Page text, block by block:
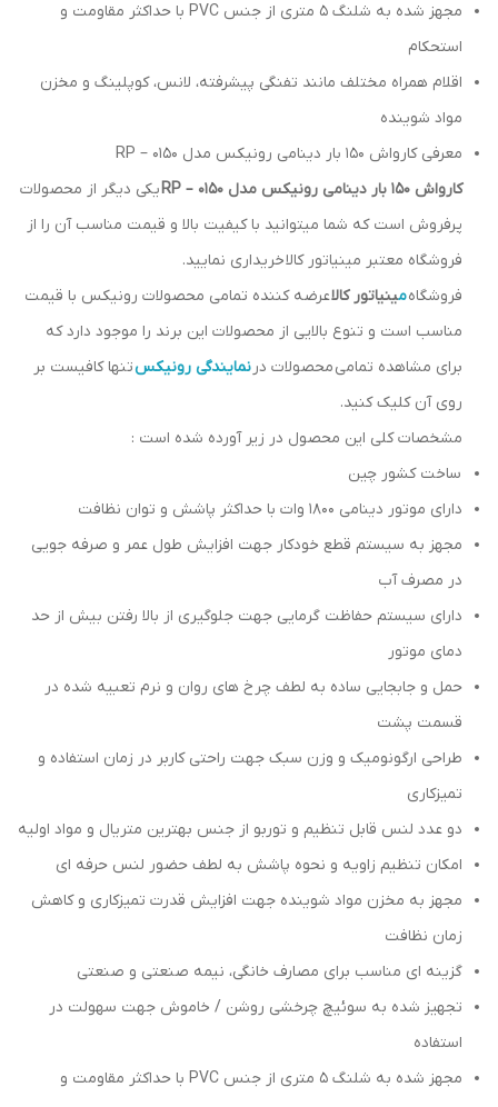
مجهز شده به شلنگ 5 متری از جنس PVC با حداکثر مقاومت و
استحکام
اقلام همراه مختلف مانند تفنگی پیشرفته، لانس، کوپلینگ و مخزن
مواد شوینده
معرفی کارواش 150 بار دینامی رونیکس مدل RP – 0150
کارواش 150 بار دینامی رونیکس مدل RP – 0150
یکی دیگر از محصولات
پرفروش است که شما میتوانید با کیفیت بالا و قیمت مناسب آن را از
فروشگاه معتبر مینیاتور کالا خریداری نمایید.
فروشگاهمینیاتور کالاعرضه کننده تمامی محصولات رونیکس با قیمت
مناسب است و تنوع بالایی از محصولات این برند را موجود دارد که
برای مشاهده تمامی محصولات درنمایندگی رونیکستنها کافیست بر
روی آن کلیک کنید.
مشخصات کلی این محصول در زیر آورده شده است :
ساخت کشور چین
دارای موتور دینامی 1800 وات با حداکثر پاشش و توان نظافت
مجهز به سیستم قطع خودکار جهت افزایش طول عمر و صرفه جویی
در مصرف آب
دارای سیستم حفاظت گرمایی جهت جلوگیری از بالا رفتن بیش از حد
دمای موتور
حمل و جابجایی ساده به لطف چرخ های روان و نرم تعبیه شده در
قسمت پشت
طراحی ارگونومیک و وزن سبک جهت راحتی کاربر در زمان استفاده و
تمیزکاری
دو عدد لنس قابل تنظیم و توربو از جنس بهترین متریال و مواد اولیه
امکان تنظیم زاویه و نحوه پاشش به لطف حضور لنس حرفه ای
مجهز به مخزن مواد شوینده جهت افزایش قدرت تمیزکاری و کاهش
زمان نظافت
گزینه ای مناسب برای مصارف خانگی، نیمه صنعتی و صنعتی
تجهیز شده به سوئیچ چرخشی روشن / خاموش جهت سهولت در
استفاده
مجهز شده به شلنگ 5 متری از جنس PVC با حداکثر مقاومت و